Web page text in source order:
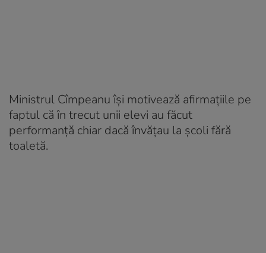
Ministrul Cîmpeanu își motivează afirmațiile pe
faptul că în trecut unii elevi au făcut
performanță chiar dacă învățau la școli fără
toaletă.